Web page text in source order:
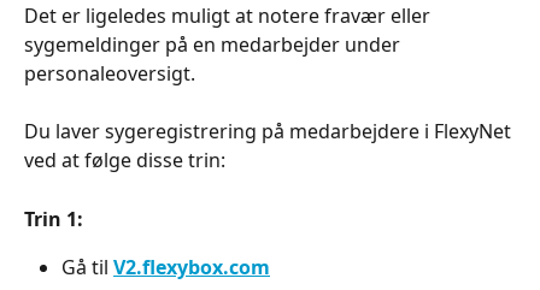
Det er ligeledes muligt at notere fravær eller
sygemeldinger på en medarbejder under
personaleoversigt.
Du laver sygeregistrering på medarbejdere i FlexyNet
ved at følge disse trin:
Trin 1:
Gå til V2.flexybox.com